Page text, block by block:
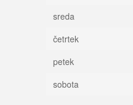
sreda
četrtek
petek
sobota